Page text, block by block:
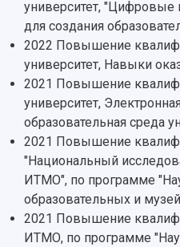
Кампус
3D-тур по
Музеи
Учебный аэродром
Центр истории
Ботанический сад
Умный дом бабочек
Международный
Сведения об
Официальные
Патенты
Публикации и
Отчеты о
университет,
для создания
2022 Повышение
университет, Навыки
2021 Повышение
университет,
образовательная среда
2021 Повышение
"Национальный
ИТМО", по программе
образовательных и
2021 Повышение
ИТМО, по программе